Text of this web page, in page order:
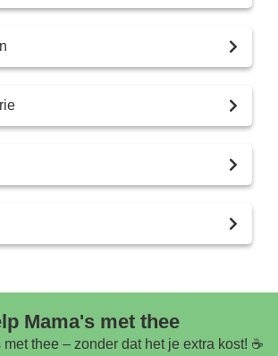
Mama's met thee
met thee – zonder dat het je extra kost! ☕